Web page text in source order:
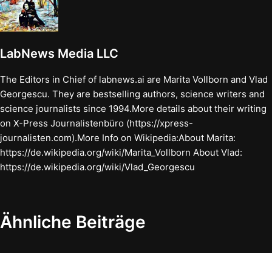
LabNews Media LLC
The Editors in Chief of labnews.ai are Marita Vollborn and Vlad
Georgescu. They are bestselling authors, science writers and
science journalists since 1994.More details about their writing
on X-Press Journalistenbüro (https://xpress-
journalisten.com).More Info on Wikipedia:About Marita:
https://de.wikipedia.org/wiki/Marita_Vollborn About Vlad:
https://de.wikipedia.org/wiki/Vlad_Georgescu
Ähnliche Beiträge